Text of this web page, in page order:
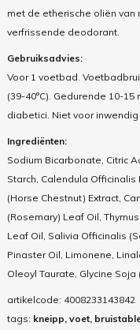
met de etherische oliën van
verfrissende deodorant.
Gebruiksadvies:
Voor 1 voetbad.
(39-40°C). Gedurende 10-
diabetici. Niet voor
Ingrediënten:
Sodium Bicarbonate, Citric
Starch, Calendula
(Horse Chestnut) Extract,
(Rosemary) Leaf Oil,
Leaf Oil, Salivia Officinalis
Pinaster Oil, Limonene,
Oleoyl Taurate, Glycine Soja
artikelcode: 4008233143842
tags: kneipp, voet,